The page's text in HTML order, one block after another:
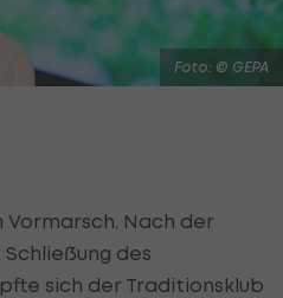
Foto: © GEPA
Vormarsch. Nach der
des
sich der Traditionsklub